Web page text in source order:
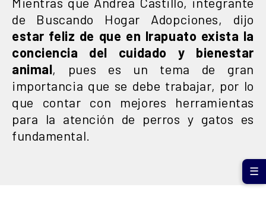
de Buscando Hogar Adopciones, dijo
estar feliz de que en Irapuato exista la
conciencia del cuidado y bienestar
animal, pues es un tema de gran
importancia que se debe trabajar, por lo
que contar con mejores herramientas
para la atención de perros y gatos es
fundamental.
☰